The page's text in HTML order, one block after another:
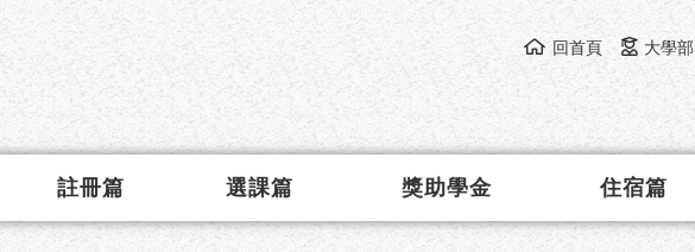
回首頁 大學部
註冊篇 選課篇 獎助學金 住宿篇